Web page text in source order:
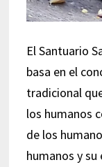
El Santuario
basa en el
tradicional
los humanos
de los
humanos y